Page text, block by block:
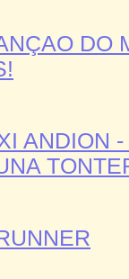
DO
ANDION